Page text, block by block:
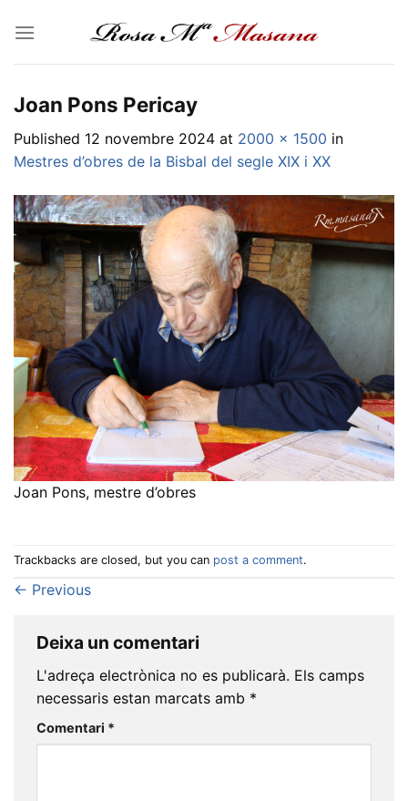
Joan Pons Pericay
Published 12 novembre 2024 at 2000 × 1500 in
Mestres d’obres de la Bisbal del segle XIX i XX
Joan Pons, mestre d’obres
Trackbacks are closed, but you can post a comment.
← Previous
Deixa un comentari
L'adreça electrònica no es publicarà. Els camps
necessaris estan marcats amb *
Comentari *